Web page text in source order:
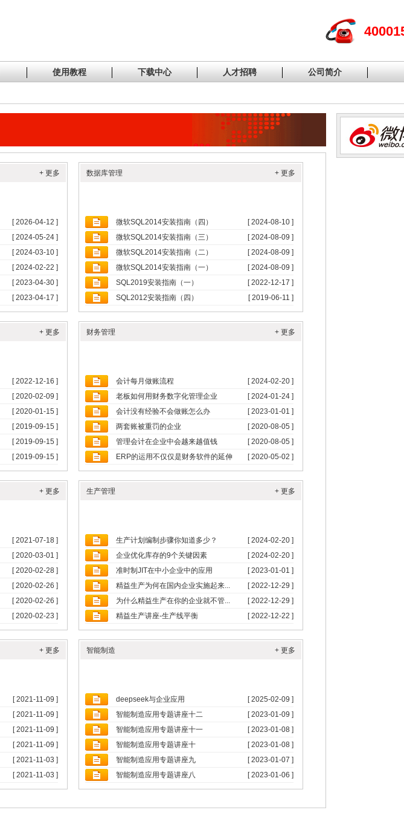
使用教程 下载中心 人才招聘 公司简介
+ 更多
[ 2026-04-12 ]
[ 2024-05-24 ]
[ 2024-03-10 ]
[ 2024-02-22 ]
[ 2023-04-30 ]
[ 2023-04-17 ]
数据库管理 + 更多
[ 2024-08-10 ]
微软SQL2014安装指南（四）
[ 2024-08-09 ]
微软SQL2014安装指南（三）
[ 2024-08-09 ]
微软SQL2014安装指南（二）
[ 2024-08-09 ]
微软SQL2014安装指南（一）
[ 2022-12-17 ]
SQL2019安装指南（一）
[ 2019-06-11 ]
SQL2012安装指南（四）
+ 更多
[ 2022-12-16 ]
[ 2020-02-09 ]
[ 2020-01-15 ]
[ 2019-09-15 ]
[ 2019-09-15 ]
[ 2019-09-15 ]
财务管理 + 更多
[ 2024-02-20 ]
会计每月做账流程
[ 2024-01-24 ]
老板如何用财务数字化管理企业
[ 2023-01-01 ]
会计没有经验不会做账怎么办
[ 2020-08-05 ]
两套账被重罚的企业
[ 2020-08-05 ]
管理会计在企业中会越来越值钱
[ 2020-05-02 ]
ERP的运用不仅仅是财务软件的延伸
+ 更多
[ 2021-07-18 ]
[ 2020-03-01 ]
[ 2020-02-28 ]
[ 2020-02-26 ]
[ 2020-02-26 ]
[ 2020-02-23 ]
生产管理 + 更多
[ 2024-02-20 ]
生产计划编制步骤你知道多少？
[ 2024-02-20 ]
企业优化库存的9个关键因素
[ 2023-01-01 ]
准时制JIT在中小企业中的应用
[ 2022-12-29 ]
精益生产为何在国内企业实施起来...
[ 2022-12-29 ]
为什么精益生产在你的企业就不管...
[ 2022-12-22 ]
精益生产讲座-生产线平衡
+ 更多
[ 2021-11-09 ]
[ 2021-11-09 ]
[ 2021-11-09 ]
[ 2021-11-09 ]
[ 2021-11-03 ]
[ 2021-11-03 ]
智能制造 + 更多
[ 2025-02-09 ]
deepseek与企业应用
[ 2023-01-09 ]
智能制造应用专题讲座十二
[ 2023-01-08 ]
智能制造应用专题讲座十一
[ 2023-01-08 ]
智能制造应用专题讲座十
[ 2023-01-07 ]
智能制造应用专题讲座九
[ 2023-01-06 ]
智能制造应用专题讲座八